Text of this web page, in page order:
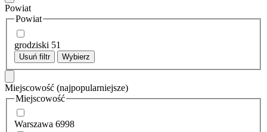
Powiat
Powiat
grodziski 51
Usuń filtr Wybierz
Miejscowość (najpopularniejsze)
Miejscowość
Warszawa 6998